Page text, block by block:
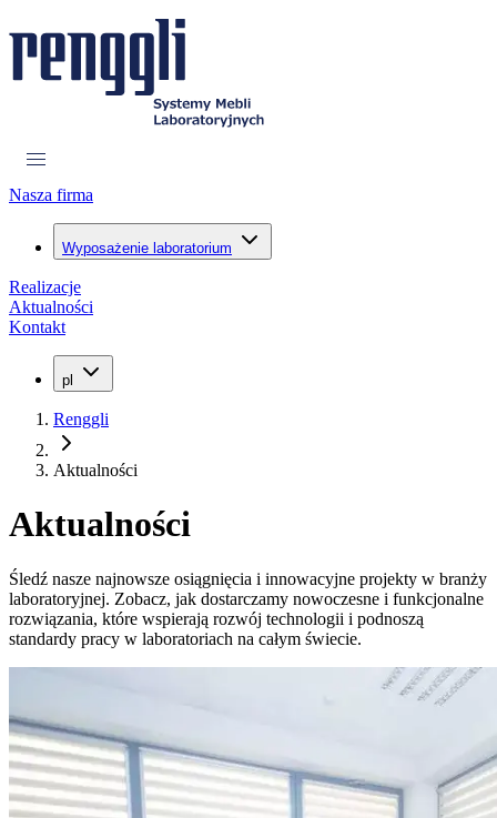
Nasza firma
Wyposażenie laboratorium
Realizacje
Aktualności
Kontakt
pl
Renggli
Aktualności
Aktualności
Śledź nasze najnowsze osiągnięcia i innowacyjne projekty w branży
laboratoryjnej. Zobacz, jak dostarczamy nowoczesne i funkcjonalne
rozwiązania, które wspierają rozwój technologii i podnoszą
standardy pracy w laboratoriach na całym świecie.